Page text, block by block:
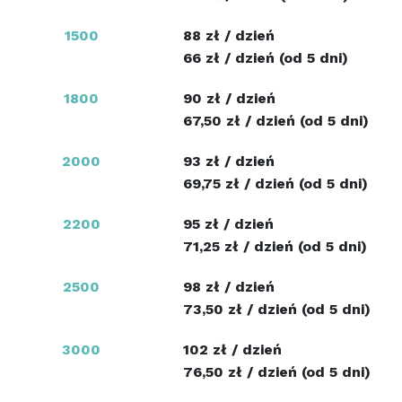
1500
88 zł / dzień
66 zł / dzień (od 5 dni)
1800
90 zł / dzień
67,50 zł / dzień (od 5 dni)
2000
93 zł / dzień
69,75 zł / dzień (od 5 dni)
2200
95 zł / dzień
71,25 zł / dzień (od 5 dni)
2500
98 zł / dzień
73,50 zł / dzień (od 5 dni)
3000
102 zł / dzień
76,50 zł / dzień (od 5 dni)